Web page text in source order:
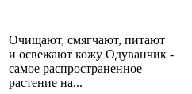
Очищают, смягчают, питают
и освежают кожу Одуванчик -
самое распространенное
растение на...